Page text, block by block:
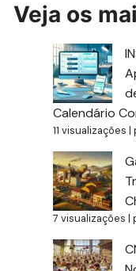
Veja os
Calendário
11 visualizações |
7 visualizações |